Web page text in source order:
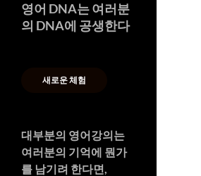
영어 DNA는 여러분
의 DNA에 공생한다
새로운 체험
대부분의 영어강의는
여러분의 기억에 뭔가
를 남기려 한다면,